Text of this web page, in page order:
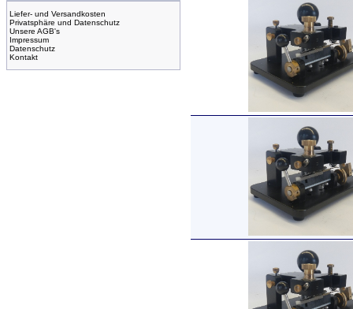
Liefer- und Versandkosten
Privatsphäre und Datenschutz
Unsere AGB's
Impressum
Datenschutz
Kontakt